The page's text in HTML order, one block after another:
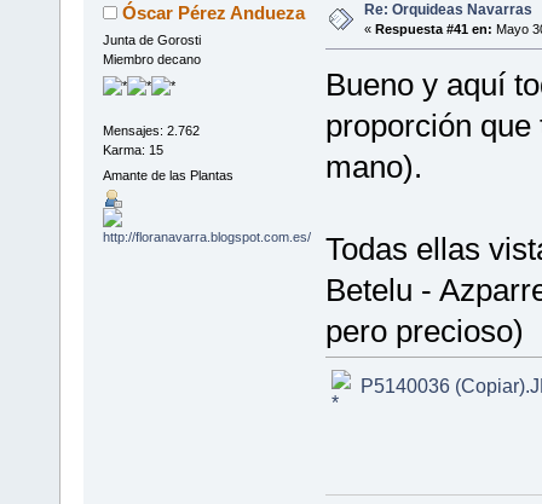
Óscar Pérez Andueza
Junta de Gorosti
Miembro decano
Mensajes: 2.762
Karma: 15
Amante de las Plantas
Re: Orquideas Navarras
« Respuesta #41 en: Mayo
Bueno y aquí
proporción
mano).
Todas ellas
Betelu -
pero precioso)
P5140036